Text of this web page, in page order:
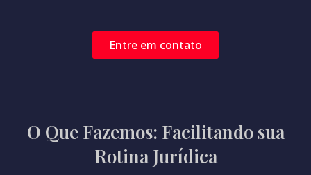
Entre em contato
O Que Fazemos: Facilitando sua
Rotina Jurídica